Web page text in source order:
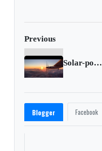
Previous
Solar-powered plane the 'Solar Impules 2' lands in Hawaii
Blogger Facebook